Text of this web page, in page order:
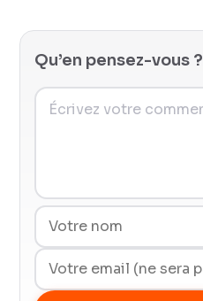
Qu’en pensez-vous ?